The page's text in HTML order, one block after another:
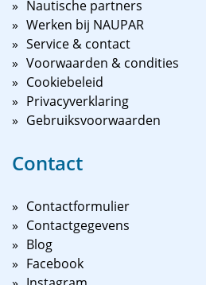
Nautische partners
Werken bij NAUPAR
Service & contact
Voorwaarden & condities
Cookiebeleid
Privacyverklaring
Gebruiksvoorwaarden
Contact
Contactformulier
Contactgegevens
Blog
Facebook